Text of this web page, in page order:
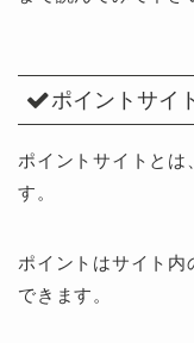
ポイントサイ
ポイントサイトと
す。
ポイントはサイト
できます。